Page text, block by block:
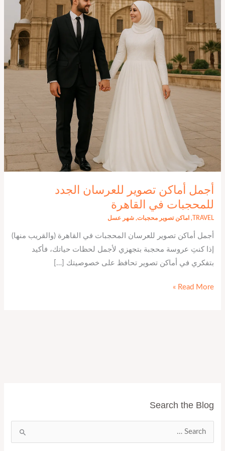
أجمل أماكن تصوير للعرسان الجدد
للمحجبات في القاهرة
TRAVEL
, اماكن تصوير محجبات,شهر عسل
أجمل أماكن تصوير للعرسان المحجبات في القاهرة (والقريب منها)
إذا كنتِ عروسة محجبة بتجهزي لأجمل لحظات حياتك، فأكيد
بتفكري في أماكن تصوير تحافظ على خصوصيتك […]
Read More »
Search the Blog